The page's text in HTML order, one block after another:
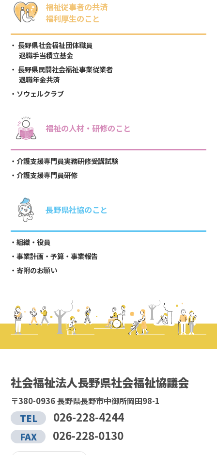
福祉従事者の共済
福利厚生のこと
長野県社会福祉団体職員
退職手当積立基金
長野県民間社会福祉事業従業者
退職年金共済
ソウェルクラブ
福祉の人材・研修のこと
介護支援専門員実務研修受講試験
介護支援専門員研修
長野県社協のこと
組織・役員
事業計画・予算・事業報告
寄附のお願い
社会福祉法人長野県社会福祉協議会
〒380-0936 長野県長野市中御所岡田98-1
TEL 026-228-4244
FAX 026-228-0130